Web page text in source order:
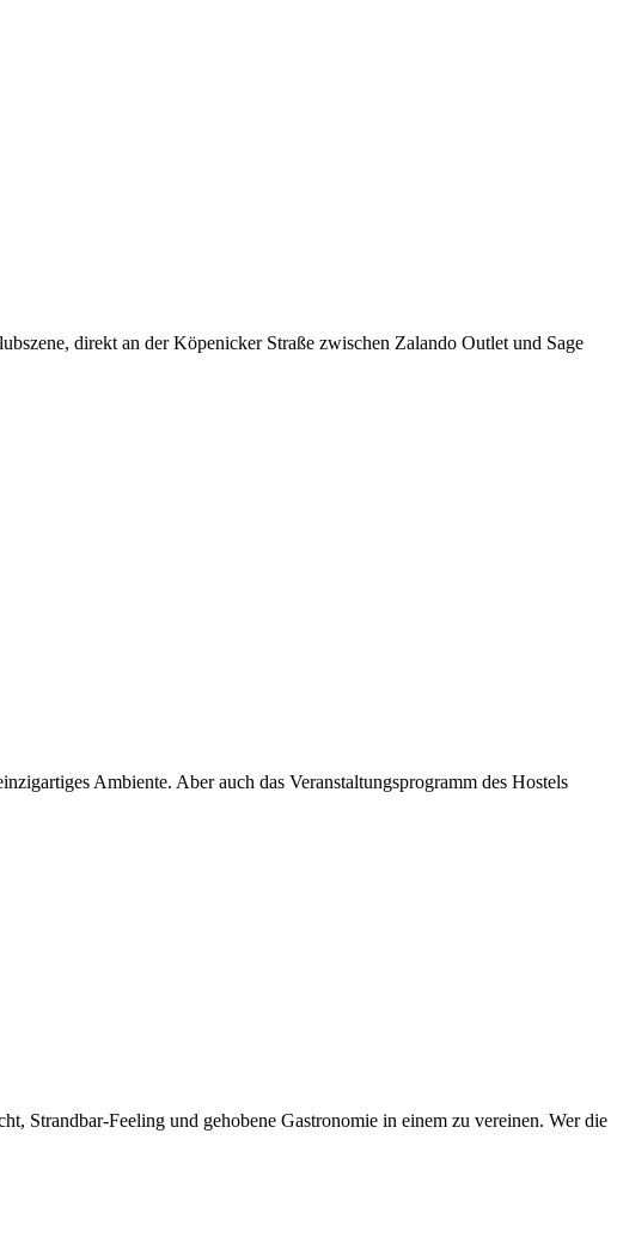
direkt an der Köpenicker Straße zwischen Zalando Outlet und Sage
Ambiente. Aber auch das Veranstaltungsprogramm des Hostels
Strandbar-Feeling und gehobene Gastronomie in einem zu vereinen. Wer die